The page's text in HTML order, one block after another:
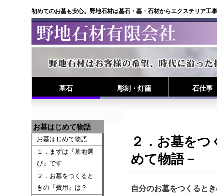
初めてのお墓も安心。野地石材は墓石・墓・石材からエクステリア工
墓石 彫刻・灯籠 石仕事
お墓はじめて物語
お墓はじめて物語
１．まずは『墓地選
び』です
２．お墓をつくると
きの『費用』は？
２．お墓を
めて物語－
自分のお墓をつくると